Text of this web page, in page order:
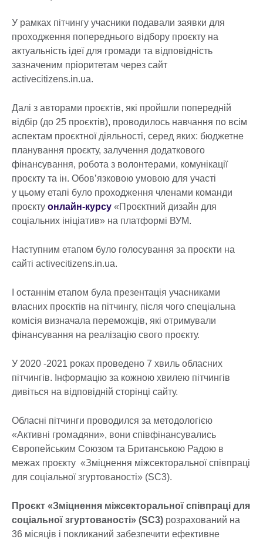
У рамках пітчингу учасники подавали заявки для
проходження попереднього відбору проєкту на
актуальність ідеї для громади та відповідність
зазначеним пріоритетам через сайт
activecitizens.in.ua.
Далі з авторами проєктів, які пройшли попередній
відбір (до 25 проєктів), проводилось навчання по всім
аспектам проєктної діяльності, серед яких: бюджетне
планування проєкту, залучення додаткового
фінансування, робота з волонтерами, комунікації
проєкту та ін. Обов’язковою умовою для участі
у цьому етапі було проходження членами команди
проєкту онлайн-курсу «Проєктний дизайн для
соціальних ініціатив» на платформі ВУМ.
Наступним етапом було голосування за проєкти на
сайті activecitizens.in.ua.
І останнім етапом була презентація учасниками
власних проєктів на пітчингу, після чого спеціальна
комісія визначала переможців, які отримували
фінансування на реалізацію свого проєкту.
У 2020 -2021 роках проведено 7 хвиль обласних
пітчингів. Інформацію за кожною хвилею пітчингів
дивіться на відповідній сторінці сайту.
Обласні пітчинги проводился за методологією
«Активні громадяни», вони співфінансувались
Європейським Союзом та Британською Радою в
межах проєкту «Зміцнення міжсекторальної співпраці
для соціальної згуртованості» (SC3).
Проєкт «Зміцнення міжсекторальної співпраці для
соціальної згуртованості» (SC3) розрахований на
36 місяців і покликаний забезпечити ефективне